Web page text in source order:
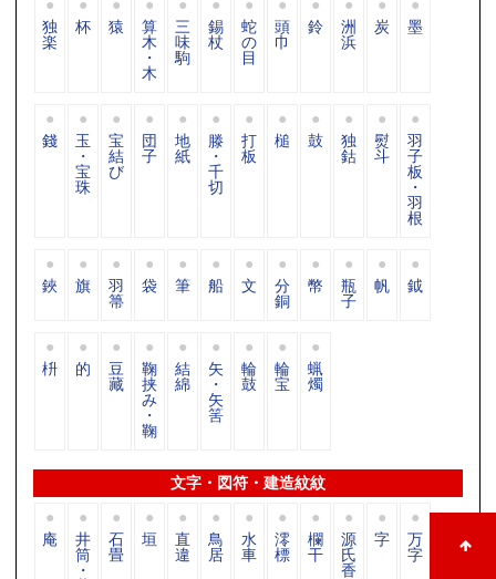
独
楽
杯 猿 算
木
・
木
三
味
駒
錫
杖
蛇
の
目
頭
巾
鈴 洲
浜
炭 墨
錢 玉
・
宝
珠
宝
結
び
団
子
地
紙
滕
・
千
切
打
板
槌 鼓 独
鈷
熨
斗
羽
子
板
・
羽
根
鋏 旗 羽
箒
袋 筆 船 文 分
銅
幣 瓶
子
帆 鉞
枡 的 豆
藏
鞠
挟
み
・
鞠
結
綿
矢
・
矢
筈
輪
鼓
輪
宝
蝋
燭
文字・図符・建造紋紋
庵 井
筒
・
石
畳
垣 直
違
鳥
居
水
車
澪
標
欄
干
源
氏
香
字 万
字